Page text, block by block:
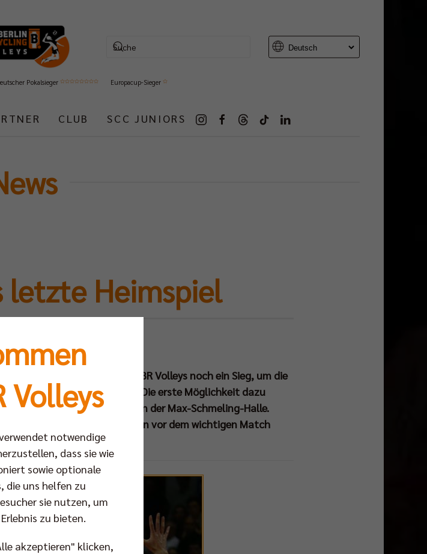
Pokalsieger Europacup-Sieger
CLUB SCC JUNIORS
letzte Heimspiel
Sonntag fehlt den BR Volleys noch ein Sieg, um die
für sich zu entscheiden. Die erste Möglichkeit dazu
(30. April um 19.30 Uhr) in der Max-Schmeling-Halle.
weniger“, sagt der Kapitän vor dem wichtigen Match
Volleys
notwendige
dass sie wie
sowie optionale
die uns helfen zu
sie nutzen, um
zu bieten.
akzeptieren" klicken,